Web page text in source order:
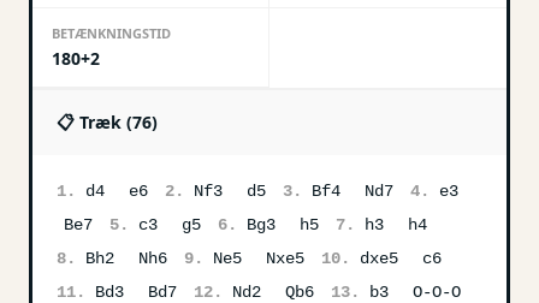
BETÆNKNINGSTID
180+2
📋 Træk (76)
1. d4 e6 2. Nf3 d5 3. Bf4 Nd7 4.
e3
Be7
5. c3 g5 6. Bg3 h5 7. h3
h4
8.
Bh2 Nh6 9. Ne5 Nxe5 10. dxe5
c6
11.
Bd3 Bd7 12. Nd2 Qb6 13. b3
O-O-O